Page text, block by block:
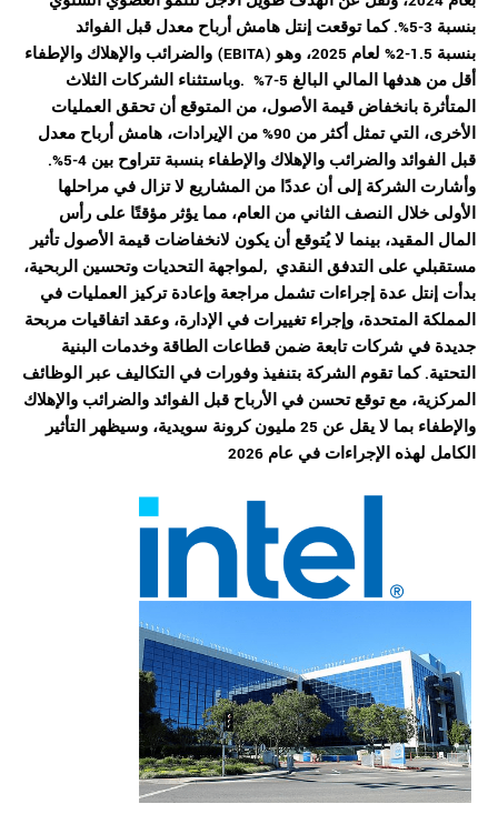
بنسبة 3-5%. كما توقعت إنتل هامش أرباح معدل قبل الفوائد
والضرائب والإهلاك والإطفاء (EBITA) بنسبة 1.5-2% لعام 2025، وهو
أقل من هدفها المالي البالغ 5-7% .
وباستثناء الشركات الثلاث
المتأثرة بانخفاض قيمة الأصول، من المتوقع أن تحقق العمليات
الأخرى، التي تمثل أكثر من 90% من الإيرادات، هامش أرباح معدل
قبل الفوائد والضرائب والإهلاك والإطفاء بنسبة تتراوح بين 4-5%.
وأشارت الشركة إلى أن عددًا من المشاريع لا تزال في مراحلها
الأولى خلال النصف الثاني من العام، مما يؤثر مؤقتًا على رأس
المال المقيد، بينما لا يُتوقع أن يكون لانخفاضات قيمة الأصول تأثير
مستقبلي على التدفق النقدي ,لمواجهة التحديات وتحسين الربحية،
بدأت إنتل عدة إجراءات تشمل مراجعة وإعادة تركيز العمليات في
المملكة المتحدة، وإجراء تغييرات في الإدارة، وعقد اتفاقيات مربحة
جديدة في شركات تابعة ضمن قطاعات الطاقة وخدمات البنية
التحتية. كما تقوم الشركة بتنفيذ وفورات في التكاليف عبر الوظائف
المركزية، مع توقع تحسن في الأرباح قبل الفوائد والضرائب والإهلاك
والإطفاء بما لا يقل عن 25 مليون كرونة سويدية، وسيظهر التأثير
الكامل لهذه الإجراءات في عام 2026